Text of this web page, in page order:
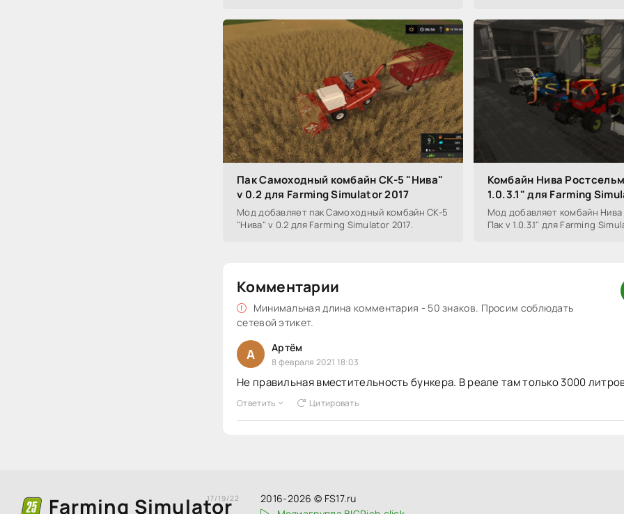
Пак Самоходный комбайн СК-5 "Нива"
v 0.2 для Farming Simulator 2017
Мод добавляет пак Самоходный комбайн СК-5
"Нива" v 0.2 для Farming Simulator 2017.
Комбайн Нива
1.0.3.1" для Farming
Мод добавляет комбайн
Пак v 1.0.3.1" для Farming
Комментарии
Минимальная длина комментария - 50 знаков. Просим соблюдать
сетевой этикет.
А Артём
8 февраля 2021 18:03
Не правильная вместительность бункера. В реале там только 3000
Ответить Цитировать
Farming Simulator
17/19/22
2016-2026 © FS17.ru